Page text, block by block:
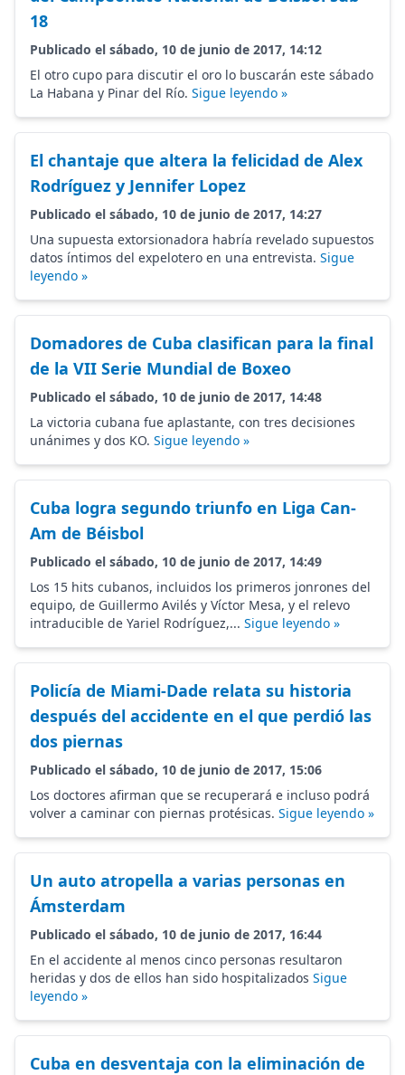
18
Publicado el sábado, 10 de junio de 2017, 14:12
El otro cupo para discutir el oro lo buscarán este sábado
La Habana y Pinar del Río. Sigue leyendo »
El chantaje que altera la felicidad de Alex
Rodríguez y Jennifer Lopez
Publicado el sábado, 10 de junio de 2017, 14:27
Una supuesta extorsionadora habría revelado supuestos
datos íntimos del expelotero en una entrevista. Sigue
leyendo »
Domadores de Cuba clasifican para la final
de la VII Serie Mundial de Boxeo
Publicado el sábado, 10 de junio de 2017, 14:48
La victoria cubana fue aplastante, con tres decisiones
unánimes y dos KO. Sigue leyendo »
Cuba logra segundo triunfo en Liga Can-
Am de Béisbol
Publicado el sábado, 10 de junio de 2017, 14:49
Los 15 hits cubanos, incluidos los primeros jonrones del
equipo, de Guillermo Avilés y Víctor Mesa, y el relevo
intraducible de Yariel Rodríguez,... Sigue leyendo »
Policía de Miami-Dade relata su historia
después del accidente en el que perdió las
dos piernas
Publicado el sábado, 10 de junio de 2017, 15:06
Los doctores afirman que se recuperará e incluso podrá
volver a caminar con piernas protésicas. Sigue leyendo »
Un auto atropella a varias personas en
Ámsterdam
Publicado el sábado, 10 de junio de 2017, 16:44
En el accidente al menos cinco personas resultaron
heridas y dos de ellos han sido hospitalizados Sigue
leyendo »
Cuba en desventaja con la eliminación de